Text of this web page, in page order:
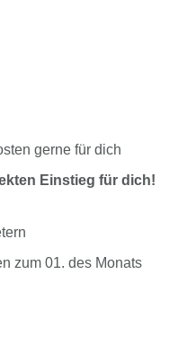
gerne für dich
Einstieg für dich!
zum 01. des Monats